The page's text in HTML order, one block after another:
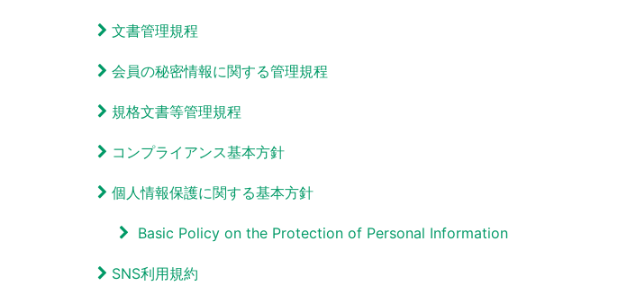
文書管理規程
会員の秘密情報に関する管理規程
規格文書等管理規程
コンプライアンス基本方針
個人情報保護に関する基本方針
Basic Policy on the Protection of Personal Information
SNS利用規約​